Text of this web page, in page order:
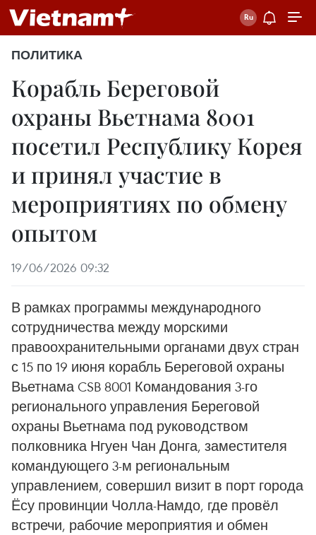
ПОЛИТИКА
Корабль Береговой
охраны Вьетнама 8001
посетил Республику Корея
и принял участие в
мероприятиях по обмену
опытом
19/06/2026 09:32
В рамках программы международного
сотрудничества между морскими
правоохранительными органами двух стран
с 15 по 19 июня корабль Береговой охраны
Вьетнама CSB 8001 Командования 3-го
регионального управления Береговой
охраны Вьетнама под руководством
полковника Нгуен Чан Донга, заместителя
командующего 3-м региональным
управлением, совершил визит в порт города
Ёсу провинции Чолла-Намдо, где провёл
встречи, рабочие мероприятия и обмен